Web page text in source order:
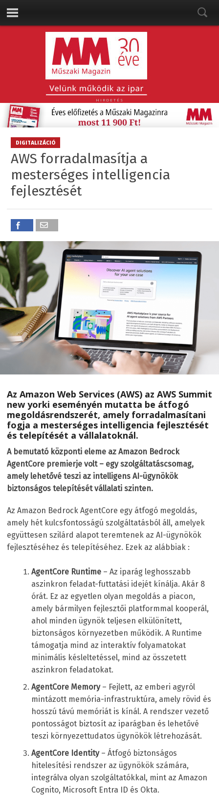
HIRDETÉS
DIGITALIZÁCIÓ
AWS forradalmasítja a
mesterséges intelligencia
fejlesztését
Az Amazon Web Services (AWS) az AWS Summit
new yorki eseményén mutatta be átfogó
megoldásrendszerét, amely forradalmasítani
fogja a mesterséges intelligencia fejlesztését
és telepítését a vállalatoknál.
A bemutató központi eleme az Amazon Bedrock
AgentCore premierje volt – egy szolgáltatáscsomag,
amely lehetővé teszi az intelligens AI-ügynökök
biztonságos telepítését vállalati szinten.
Az Amazon Bedrock AgentCore egy átfogó megoldás,
amely hét kulcsfontosságú szolgáltatásból áll, amelyek
együttesen szilárd alapot teremtenek az AI-ügynökök
fejlesztéséhez és telepítéséhez. Ezek az alábbiak :
AgentCore Runtime – Az iparág leghosszabb
aszinkron feladat-futtatási idejét kínálja. Akár 8
órát. Ez az egyetlen olyan megoldás a piacon,
amely bármilyen fejlesztői platformmal kooperál,
ahol minden ügynök teljesen elkülönített,
biztonságos környezetben működik. A Runtime
támogatja mind az interaktív folyamatokat
minimális késleltetéssel, mind az összetett
aszinkron feladatokat.
AgentCore Memory – Fejlett, az emberi agyról
mintázott memória-infrastruktúra, amely rövid és
hosszú távú memóriát is kínál. A rendszer vezető
pontosságot biztosít az iparágban és lehetővé
teszi környezettudatos ügynökök létrehozását.
AgentCore Identity– Átfogó biztonságos
hitelesítési rendszer az ügynökök számára,
integrálva olyan szolgáltatókkal, mint az Amazon
Cognito, Microsoft Entra ID és Okta.